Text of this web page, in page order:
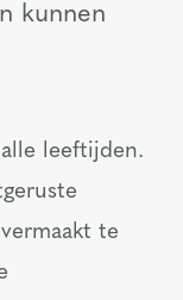
kunnen
leeftijden.
te